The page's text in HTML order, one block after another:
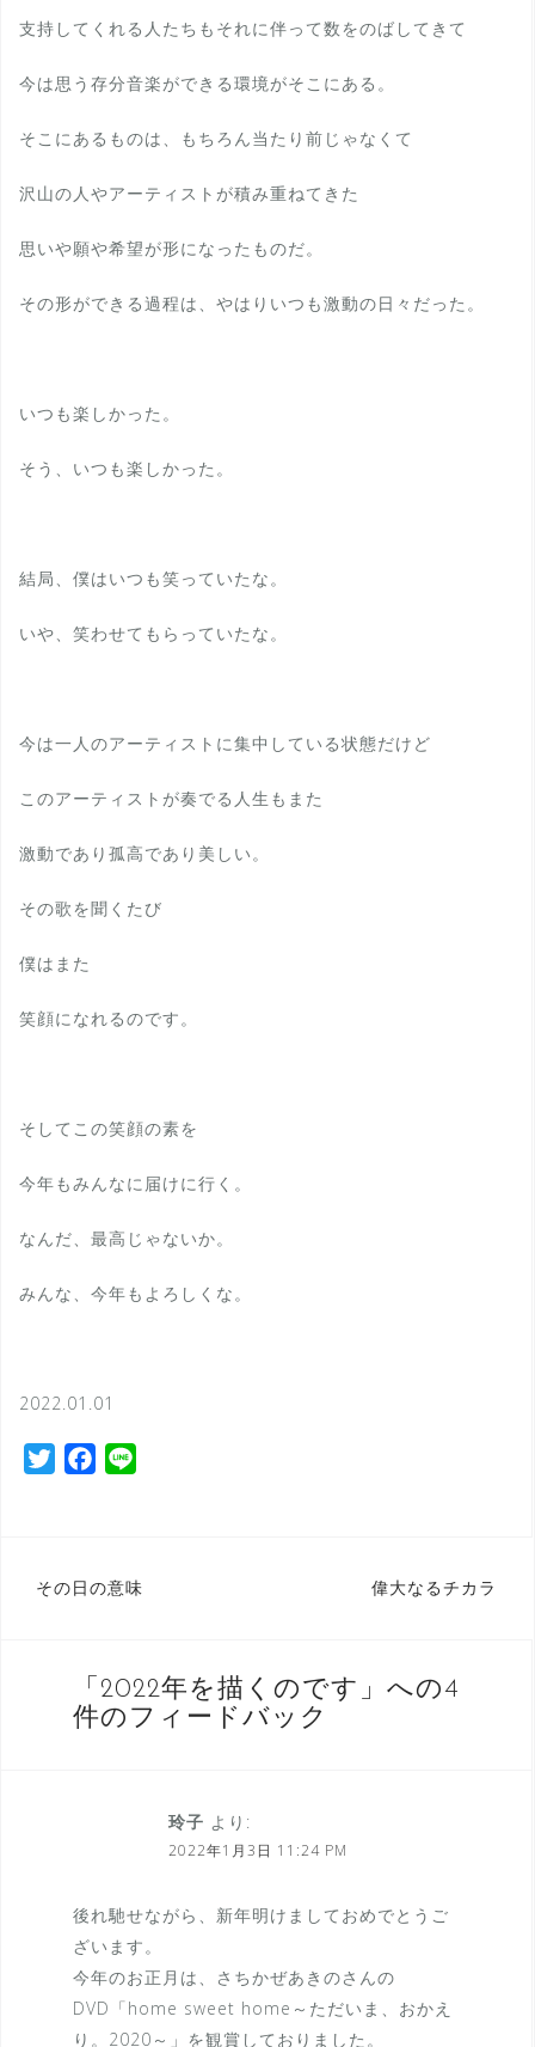
支持してくれる人たちもそれに伴って数をのばしてきて
今は思う存分音楽ができる環境がそこにある。
そこにあるものは、もちろん当たり前じゃなくて
沢山の人やアーティストが積み重ねてきた
思いや願や希望が形になったものだ。
その形ができる過程は、やはりいつも激動の日々だった。
いつも楽しかった。
そう、いつも楽しかった。
結局、僕はいつも笑っていたな。
いや、笑わせてもらっていたな。
今は一人のアーティストに集中している状態だけど
このアーティストが奏でる人生もまた
激動であり孤高であり美しい。
その歌を聞くたび
僕はまた
笑顔になれるのです。
そしてこの笑顔の素を
今年もみんなに届けに行く。
なんだ、最高じゃないか。
みんな、今年もよろしくな。
2022.01.01
t
b
k
投
その日の意味 偉大なるチカラ
「 2022年を描くのです 」への4
件のフィードバック
玲子 より:
2022年1月3日 11:24 PM
後れ馳せながら、新年明けましておめでとうご
ざいます。
今年のお正月は、さちかぜあきのさんの
DVD「home sweet home～ただいま、おかえ
り。2020～」を観賞しておりました。